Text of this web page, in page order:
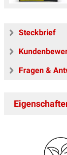
Steckbrief
Fragen &